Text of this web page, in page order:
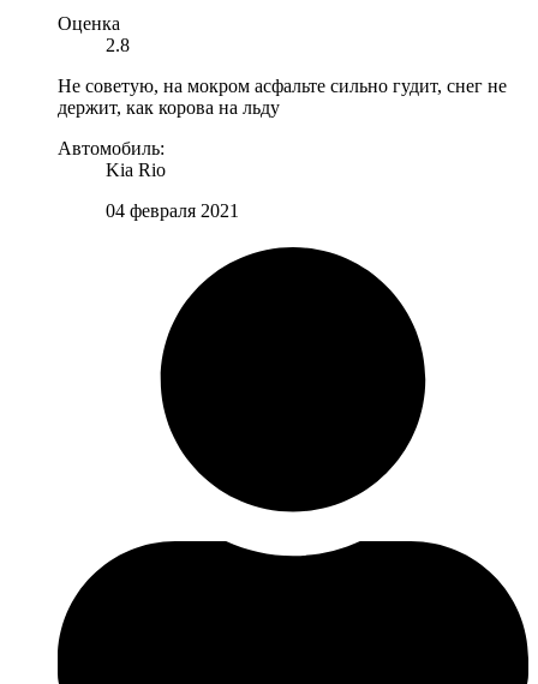
Оценка
2.8
Не советую, на мокром асфальте сильно гудит, снег не
держит, как корова на льду
Автомобиль:
Kia Rio
04 февраля 2021